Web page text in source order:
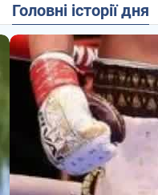
Головні історії дня